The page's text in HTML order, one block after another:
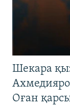
Шекара
Оған